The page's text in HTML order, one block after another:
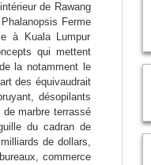
de Rawang
Ferme
à Kuala Lumpur
qui mettent
la notamment le
des équivaudrait
désopilants
marbre terrassé
du cadran de
de dollars,
commerce